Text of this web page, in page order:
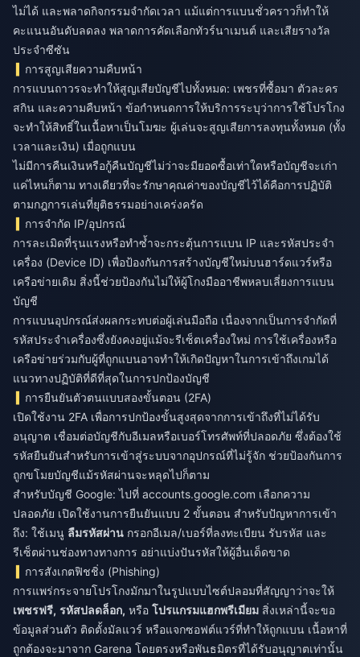
ไม่ได้ และพลาดกิจกรรมจำกัดเวลา แม้แต่การแบนชั่วคราวก็ทำให้
คะแนนอันดับลดลง พลาดการคัดเลือกทัวร์นาเมนต์ และเสียรางวัล
ประจำซีซัน
การสูญเสียความคืบหน้า
การแบนถาวรจะทำให้สูญเสียบัญชีไปทั้งหมด: เพชรที่ซื้อมา ตัวละคร
สกิน และความคืบหน้า ข้อกำหนดการให้บริการระบุว่าการใช้โปรโกง
จะทำให้สิทธิ์ในเนื้อหาเป็นโมฆะ ผู้เล่นจะสูญเสียการลงทุนทั้งหมด (ทั้ง
เวลาและเงิน) เมื่อถูกแบน
ไม่มีการคืนเงินหรือกู้คืนบัญชีไม่ว่าจะมียอดซื้อเท่าใดหรือบัญชีจะเก่า
แค่ไหนก็ตาม ทางเดียวที่จะรักษาคุณค่าของบัญชีไว้ได้คือการปฏิบัติ
ตามกฎการเล่นที่ยุติธรรมอย่างเคร่งครัด
การจำกัด IP/อุปกรณ์
การละเมิดที่รุนแรงหรือทำซ้ำจะกระตุ้นการแบน IP และรหัสประจำ
เครื่อง (Device ID) เพื่อป้องกันการสร้างบัญชีใหม่บนฮาร์ดแวร์หรือ
เครือข่ายเดิม สิ่งนี้ช่วยป้องกันไม่ให้ผู้โกงมืออาชีพหลบเลี่ยงการแบน
บัญชี
การแบนอุปกรณ์ส่งผลกระทบต่อผู้เล่นมือถือ เนื่องจากเป็นการจำกัดที่
รหัสประจำเครื่องซึ่งยังคงอยู่แม้จะรีเซ็ตเครื่องใหม่ การใช้เครื่องหรือ
เครือข่ายร่วมกับผู้ที่ถูกแบนอาจทำให้เกิดปัญหาในการเข้าถึงเกมได้
แนวทางปฏิบัติที่ดีที่สุดในการปกป้องบัญชี
การยืนยันตัวตนแบบสองขั้นตอน (2FA)
เปิดใช้งาน 2FA เพื่อการปกป้องขั้นสูงสุดจากการเข้าถึงที่ไม่ได้รับ
อนุญาต เชื่อมต่อบัญชีกับอีเมลหรือเบอร์โทรศัพท์ที่ปลอดภัย ซึ่งต้องใช้
รหัสยืนยันสำหรับการเข้าสู่ระบบจากอุปกรณ์ที่ไม่รู้จัก ช่วยป้องกันการ
ถูกขโมยบัญชีแม้รหัสผ่านจะหลุดไปก็ตาม
สำหรับบัญชี Google: ไปที่ accounts.google.com เลือกความ
ปลอดภัย เปิดใช้งานการยืนยันแบบ 2 ขั้นตอน สำหรับปัญหาการเข้า
ถึง: ใช้เมนู ลืมรหัสผ่าน กรอกอีเมล/เบอร์ที่ลงทะเบียน รับรหัส และ
รีเซ็ตผ่านช่องทางทางการ อย่าแบ่งปันรหัสให้ผู้อื่นเด็ดขาด
การสังเกตฟิชชิ่ง (Phishing)
การแพร่กระจายโปรโกงมักมาในรูปแบบไซต์ปลอมที่สัญญาว่าจะให้
เพชรฟรี, รหัสปลดล็อก, หรือ โปรแกรมแฮกพรีเมียม สิ่งเหล่านี้จะขอ
ข้อมูลส่วนตัว ติดตั้งมัลแวร์ หรือแจกซอฟต์แวร์ที่ทำให้ถูกแบน เนื้อหาที่
ถูกต้องจะมาจาก Garena โดยตรงหรือพันธมิตรที่ได้รับอนุญาตเท่านั้น